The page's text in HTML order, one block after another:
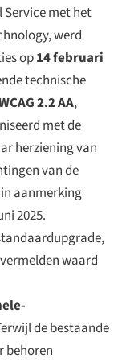
Service met het
werd
op14 februari
technische
2.2 AA,
met de
herziening van
van de
aanmerking
2025.
waard
de bestaande
behoren